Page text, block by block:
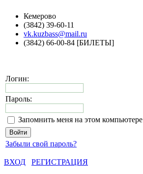
Кемерово
(3842) 39-60-11
vk.kuzbass@mail.ru
(3842) 66-00-84 [БИЛЕТЫ]
Логин:
Пароль:
Запомнить меня на этом компьютере
Забыли свой пароль?
ВХОД
РЕГИСТРАЦИЯ